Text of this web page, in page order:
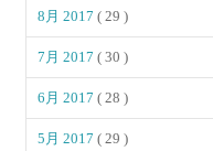
8月 2017( 29 )
7月 2017( 30 )
6月 2017( 28 )
5月 2017( 29 )